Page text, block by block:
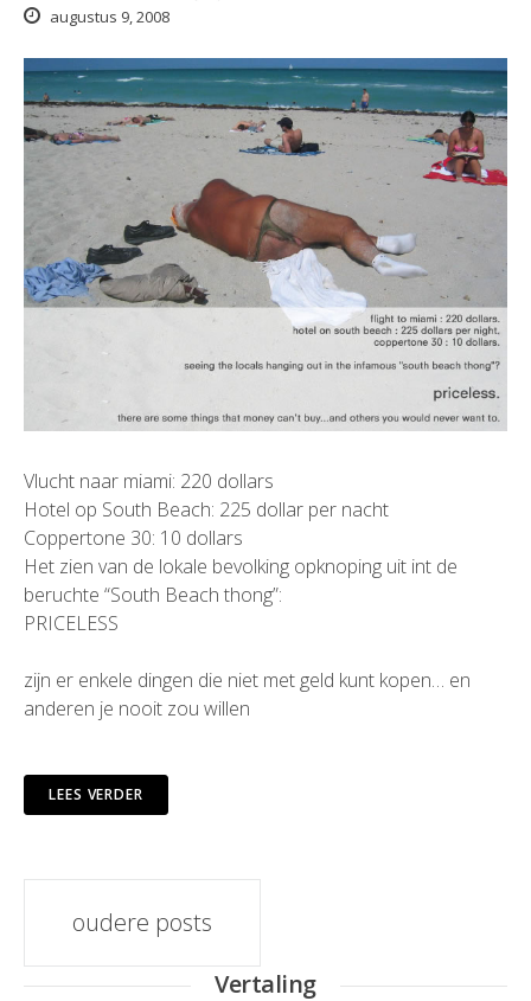
augustus 9, 2008
Vlucht naar miami: 220 dollars
Hotel op South Beach: 225 dollar per nacht
Coppertone 30: 10 dollars
Het zien van de lokale bevolking opknoping uit int de
beruchte “South Beach thong”:
PRICELESS
zijn er enkele dingen die niet met geld kunt kopen… en
anderen je nooit zou willen
LEES VERDER
berichten
navigatie
oudere posts
Vertaling